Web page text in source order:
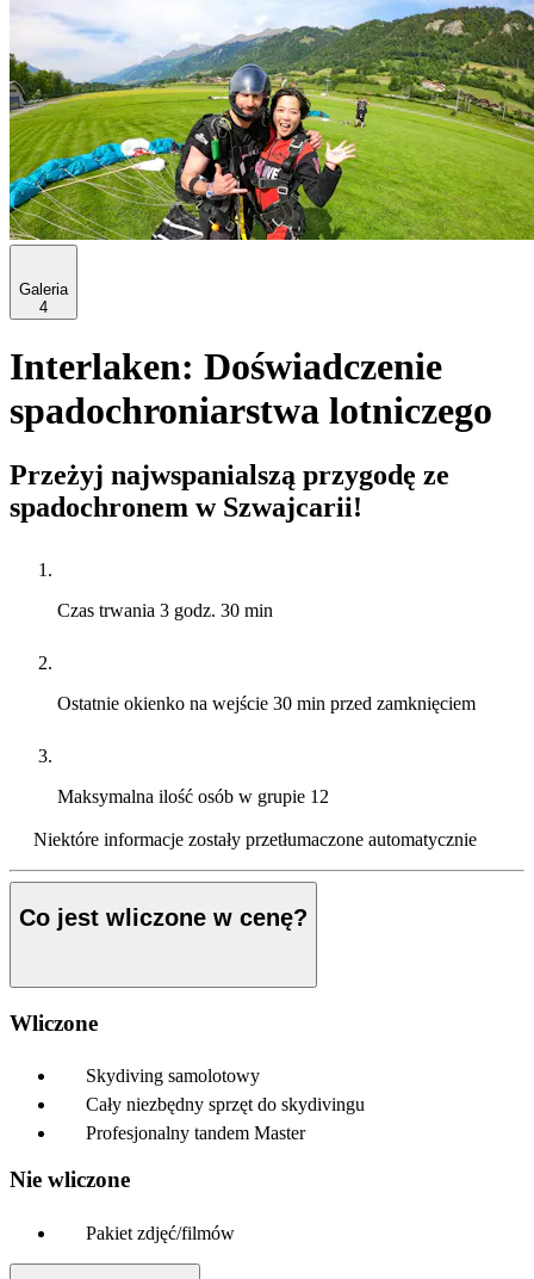
Galeria
4
Interlaken: Doświadczenie
spadochroniarstwa lotniczego
Przeżyj najwspanialszą przygodę ze
spadochronem w Szwajcarii!
Czas trwania 3 godz. 30 min
Ostatnie okienko na wejście 30 min przed zamknięciem
Maksymalna ilość osób w grupie 12
Niektóre informacje zostały przetłumaczone automatycznie
Co jest wliczone w cenę?
Wliczone
Skydiving samolotowy
Cały niezbędny sprzęt do skydivingu
Profesjonalny tandem Master
Nie wliczone
Pakiet zdjęć/filmów